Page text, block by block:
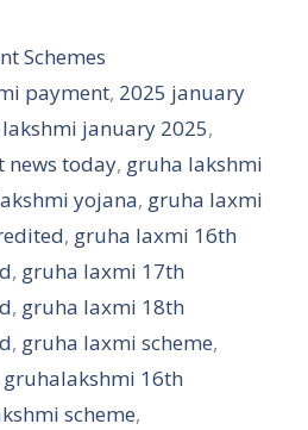
Schemes
payment, 2025 january
january 2025,
news today, gruha lakshmi
yojana, gruha laxmi
, gruha laxmi 16th
, gruha laxmi 17th
, gruha laxmi 18th
, gruha laxmi scheme,
gruhalakshmi 16th
scheme,